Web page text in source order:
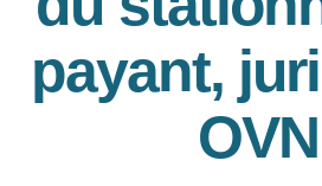
payant,